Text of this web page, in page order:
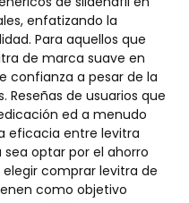
enfatizando la
Para aquellos que
de marca suave en
confianza a pesar de la
Reseñas de usuarios que
ed a menudo
eficacia entre levitra
optar por el ahorro
comprar levitra de
como objetivo